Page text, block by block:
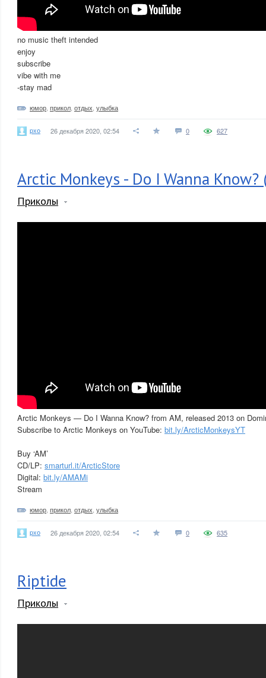
no music theft intended
enjoy
subscribe
vibe with me
-stay mad
юмор прикол отдых улыбка
pxo 26 декабря 2020, 02:54 0 627
Arctic Monkeys - Do I Wanna
Приколы
Arctic Monkeys — Do I Wanna Know? from AM, released 2013 on
Subscribe to Arctic Monkeys on YouTube: bit.ly/ArcticMonkeysYT
Buy ‘AM’
CD/LP: smarturl.it/ArcticStore
Digital: bit.ly/AMAMi
Stream
юмор прикол отдых улыбка
pxo 26 декабря 2020, 02:54 0 635
Riptide
Приколы